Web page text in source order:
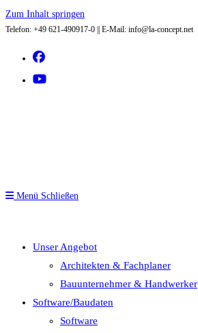
Zum Inhalt springen
Telefon: +49 621-490917-0 || E-Mail: info@la-concept.net
Menü Schließen
Unser Angebot
Architekten & Fachplaner
Bauunternehmer & Handwerker
Software/Baudaten
Software